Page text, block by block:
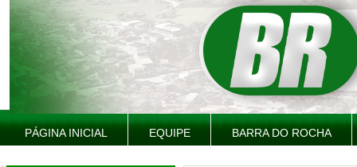
PÁGINA INICIAL EQUIPE BARRA DO ROCHA